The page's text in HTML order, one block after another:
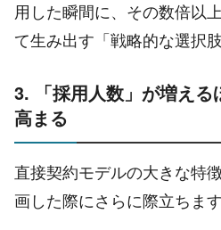
用した瞬間に、その数倍以
て生み出す「戦略的な選択
3. 「採用人数」が増える
高まる
直接契約モデルの大きな特
画した際にさらに際立ちます